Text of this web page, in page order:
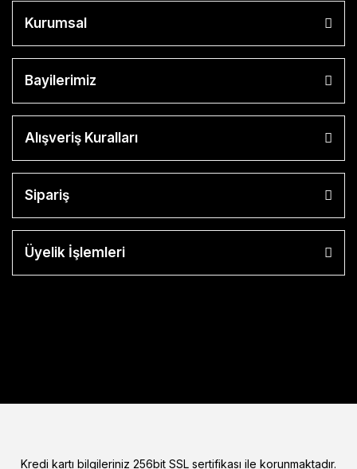
Kurumsal
Bayilerimiz
Alışveriş Kuralları
Sipariş
Üyelik İşlemleri
Kredi kartı bilgileriniz 256bit SSL sertifikası ile korunmaktadır.